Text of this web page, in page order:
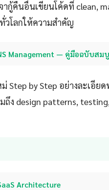
กู้คืนอื่นเขียนโค้ดที่ clean,
วโลกให้ความสำคัญ
Management — คู่มือฉบับสม
Step by Step อย่างละเอีย
ง design patterns,
Architecture